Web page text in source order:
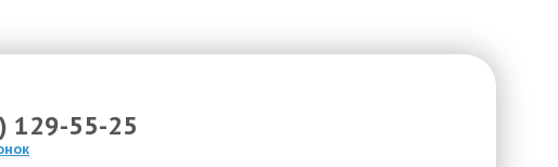
129-55-25